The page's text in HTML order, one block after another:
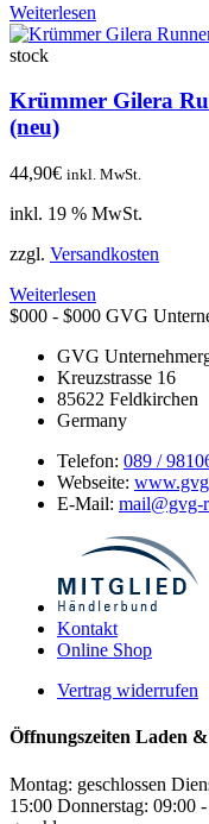
Weiterlesen
stock
Krümmer Gilera
(neu)
44,90€ inkl. MwSt.
inkl. 19 % MwSt.
zzgl. Versandkosten
Weiterlesen
$000 - $000 GVG
GVG
Kreuzstrasse 16
85622 Feldkirchen
Germany
Telefon: 089 /
Webseite:
E-Mail: mail@gvg-
Kontakt
Online Shop
Vertrag widerrufen
Öffnungszeiten Laden
Montag: geschlossen
15:00 Donnerstag: 09:00